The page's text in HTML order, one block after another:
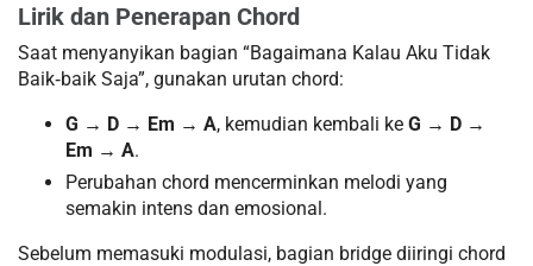
Lirik dan Penerapan Chord
Saat menyanyikan bagian “Bagaimana Kalau Aku Tidak
Baik‑baik Saja”, gunakan urutan chord:
G → D → Em → A, kemudian kembali ke G → D →
Em → A.
Perubahan chord mencerminkan melodi yang
semakin intens dan emosional.
Sebelum memasuki modulasi, bagian bridge diiringi chord